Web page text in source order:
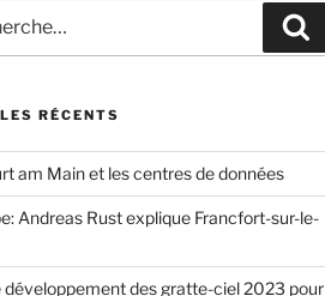
RÉCENTS
am Main et les centres de données
Andreas Rust explique Francfort-sur-le-
développement des gratte-ciel 2023 pour